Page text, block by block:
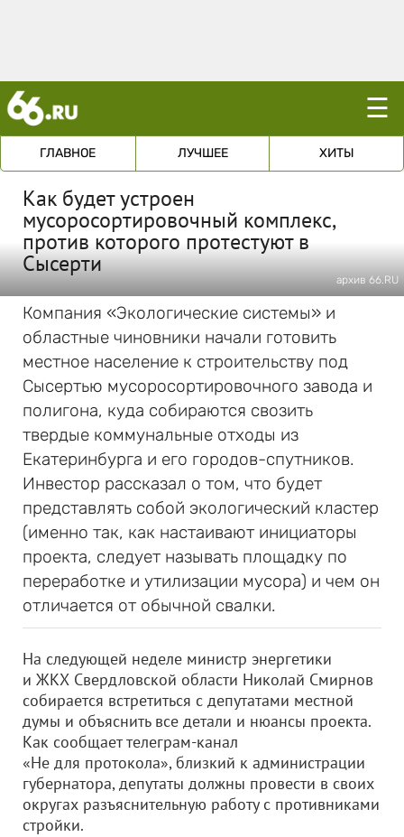
☰
ГЛАВНОЕ ЛУЧШЕЕ ХИТЫ
Как будет устроен
мусоросортировочный комплекс,
против которого протестуют в
Сысерти
архив 66.RU
Компания «Экологические системы» и
областные чиновники начали готовить
местное население к строительству под
Сысертью мусоросортировочного завода и
полигона, куда собираются свозить
твердые коммунальные отходы из
Екатеринбурга и его городов-спутников.
Инвестор рассказал о том, что будет
представлять собой экологический кластер
(именно так, как настаивают инициаторы
проекта, следует называть площадку по
переработке и утилизации мусора) и чем он
отличается от обычной свалки.
На следующей неделе министр энергетики
и ЖКХ Свердловской области Николай Смирнов
собирается встретиться с депутатами местной
думы и объяснить все детали и нюансы проекта.
Как сообщает телеграм-канал
«Не для протокола», близкий к администрации
губернатора, депутаты должны провести в своих
округах разъяснительную работу с противниками
стройки.